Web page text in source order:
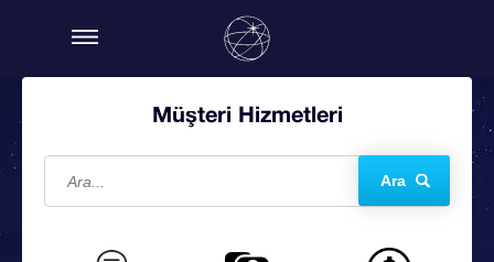
Müşteri Hizmetleri
Ara